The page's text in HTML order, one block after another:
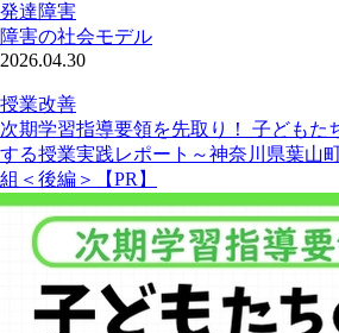
発達障害
障害の社会モデル
2026.04.30
授業改善
次期学習指導要領を先取り！ 子どもた
する授業実践レポート～神奈川県葉山
組＜後編＞【PR】